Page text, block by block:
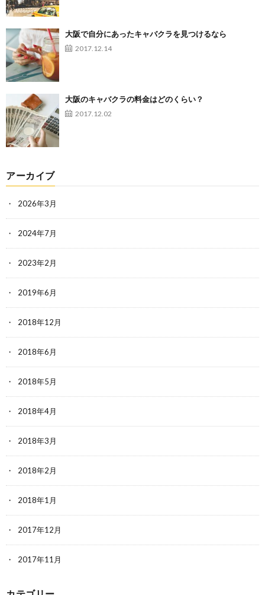
大阪で自分にあったキャバクラを見つけるなら
2017.12.14
大阪のキャバクラの料金はどのくらい？
2017.12.02
アーカイブ
2026年3月
2024年7月
2023年2月
2019年6月
2018年12月
2018年6月
2018年5月
2018年4月
2018年3月
2018年2月
2018年1月
2017年12月
2017年11月